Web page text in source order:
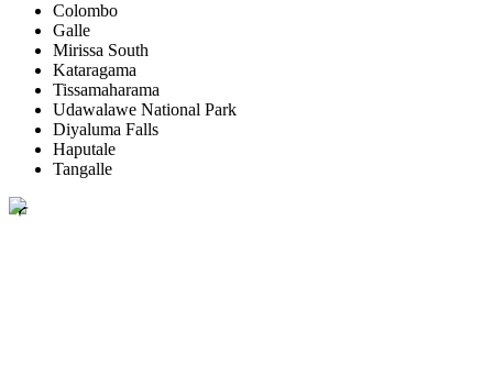
Colombo
Galle
Mirissa South
Kataragama
Tissamaharama
Udawalawe National Park
Diyaluma Falls
Haputale
Tangalle